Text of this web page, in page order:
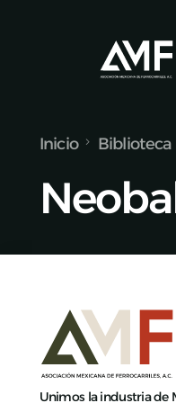
Inicio Biblioteca
Unimos la industria de